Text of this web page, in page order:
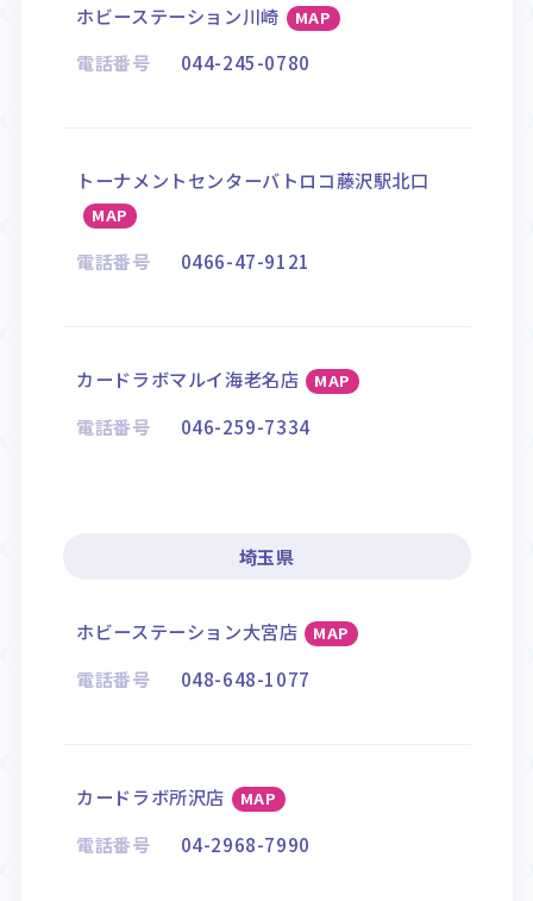
ホビーステーション川崎 MAP
電話番号 044-245-0780
トーナメントセンターバトロコ藤沢駅北口
MAP
電話番号 0466-47-9121
カードラボマルイ海老名店 MAP
電話番号 046-259-7334
埼玉県
ホビーステーション大宮店 MAP
電話番号 048-648-1077
カードラボ所沢店 MAP
電話番号 04-2968-7990